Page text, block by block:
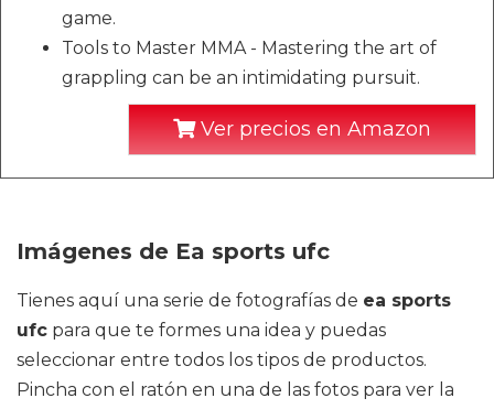
game.
Tools to Master MMA - Mastering the art of
grappling can be an intimidating pursuit.
Ver precios en Amazon
Imágenes de Ea sports ufc
Tienes aquí una serie de fotografías de ea sports
ufc para que te formes una idea y puedas
seleccionar entre todos los tipos de productos.
Pincha con el ratón en una de las fotos para ver la